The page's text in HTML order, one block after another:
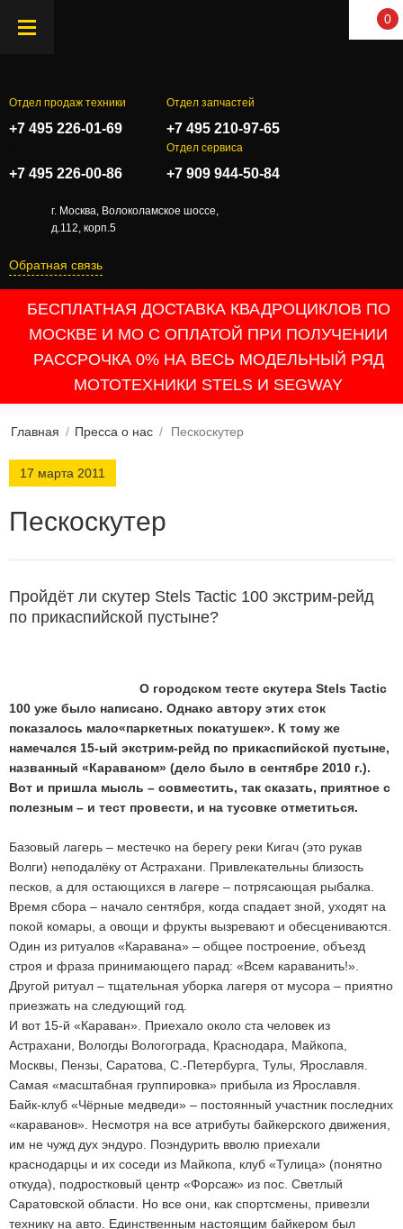
0
Отдел продаж техники
+7 495 226-01-69
Отдел запчастей
+7 495 210-97-65
+7 495 226-00-86
Отдел сервиса
+7 909 944-50-84
г. Москва, Волоколамское шоссе,
д.112, корп.5
Обратная связь
БЕСПЛАТНАЯ ДОСТАВКА КВАДРОЦИКЛОВ ПО
МОСКВЕ И МО С ОПЛАТОЙ ПРИ ПОЛУЧЕНИИ
РАССРОЧКА 0% НА ВЕСЬ МОДЕЛЬНЫЙ РЯД
МОТОТЕХНИКИ STELS И SEGWAY
Главная / Пресса о нас / Пескоскутер
17 марта 2011
Пескоскутер
Пройдёт ли скутер Stels Tactic 100 экстрим-рейд
по прикаспийской пустыне?
О городском тесте скутера Stels Tactic
100 уже было написано. Однако автору этих сток
показалось мало«паркетных покатушек». К тому же
намечался 15-ый экстрим-рейд по прикаспийской пустыне,
названный «Караваном» (дело было в сентябре 2010 г.).
Вот и пришла мысль – совместить, так сказать, приятное с
полезным – и тест провести, и на тусовке отметиться.
Базовый лагерь – местечко на берегу реки Кигач (это рукав
Волги) неподалёку от Астрахани. Привлекательны близость
песков, а для остающихся в лагере – потрясающая рыбалка.
Время сбора – начало сентября, когда спадает зной, уходят на
покой комары, а овощи и фрукты вызревают и обесцениваются.
Один из ритуалов «Каравана» – общее построение, объезд
строя и фраза принимающего парад: «Всем караванить!».
Другой ритуал – тщательная уборка лагеря от мусора – приятно
приезжать на следующий год.
И вот 15-й «Караван». Приехало около ста человек из
Астрахани, Вологды Вологограда, Краснодара, Майкопа,
Москвы, Пензы, Саратова, С.-Петербурга, Тулы, Ярославля.
Самая «масштабная группировка» прибыла из Ярославля.
Байк-клуб «Чёрные медведи» – постоянный участник последних
«караванов». Несмотря на все атрибуты байкерского движения,
им не чужд дух эндуро. Поэндурить вволю приехали
краснодарцы и их соседи из Майкопа, клуб «Тулица» (понятно
откуда), подростковый центр «Форсаж» из пос. Светлый
Саратовской области. Но все они, как спортсмены, привезли
технику на авто. Единственным настоящим байкером был